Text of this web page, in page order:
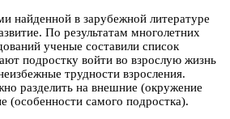
найденной в зарубежной литературе
По результатам многолетних
ученые составили список
подростку войти во взрослую жизнь
трудности взросления.
разделить на внешние (окружение
(особенности самого подростка).